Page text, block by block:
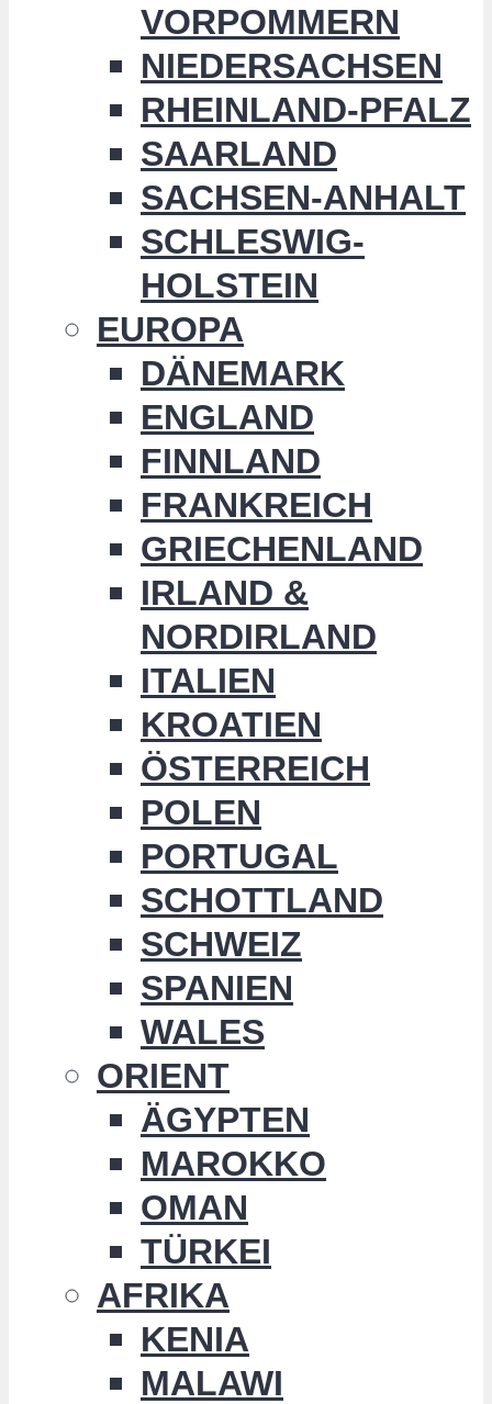
VORPOMMERN
NIEDERSACHSEN
RHEINLAND-PFALZ
SAARLAND
SACHSEN-ANHALT
SCHLESWIG-
HOLSTEIN
EUROPA
DÄNEMARK
ENGLAND
FINNLAND
FRANKREICH
GRIECHENLAND
IRLAND &
NORDIRLAND
ITALIEN
KROATIEN
ÖSTERREICH
POLEN
PORTUGAL
SCHOTTLAND
SCHWEIZ
SPANIEN
WALES
ORIENT
ÄGYPTEN
MAROKKO
OMAN
TÜRKEI
AFRIKA
KENIA
MALAWI